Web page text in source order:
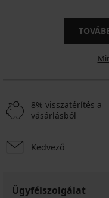
8% visszatérítés a
vásárlásból
Kedvező
Ügyfélszolgálat